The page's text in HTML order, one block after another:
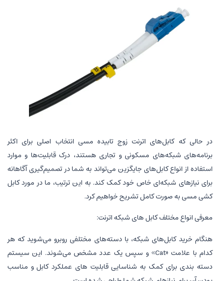
در حالی که کابل‌های اترنت زوج تابیده مسی انتخاب اصلی برای اکثر
برنامه‌های شبکه‌های مسکونی و تجاری هستند، درک قابلیت‌ها و موارد
استفاده از انواع کابل‌های جایگزین می‌تواند به شما در تصمیم‌گیری آگاهانه
برای نیازهای شبکه‌ای خاص خود کمک کند. به این ترتیب، ما در مورد کابل
کشی مسی به صورت کامل تشریح خواهیم کرد.
معرفی انواع مختلف کابل های شبکه اترنت:
هنگام خرید کابل‌های شبکه، با دسته‌های مختلفی روبرو می‌شوید که هر
کدام با علامت «Cat» و سپس یک عدد مشخص می‌شوند. این سیستم
دسته بندی برای کمک به شناسایی قابلیت های عملکرد کابل و مناسب